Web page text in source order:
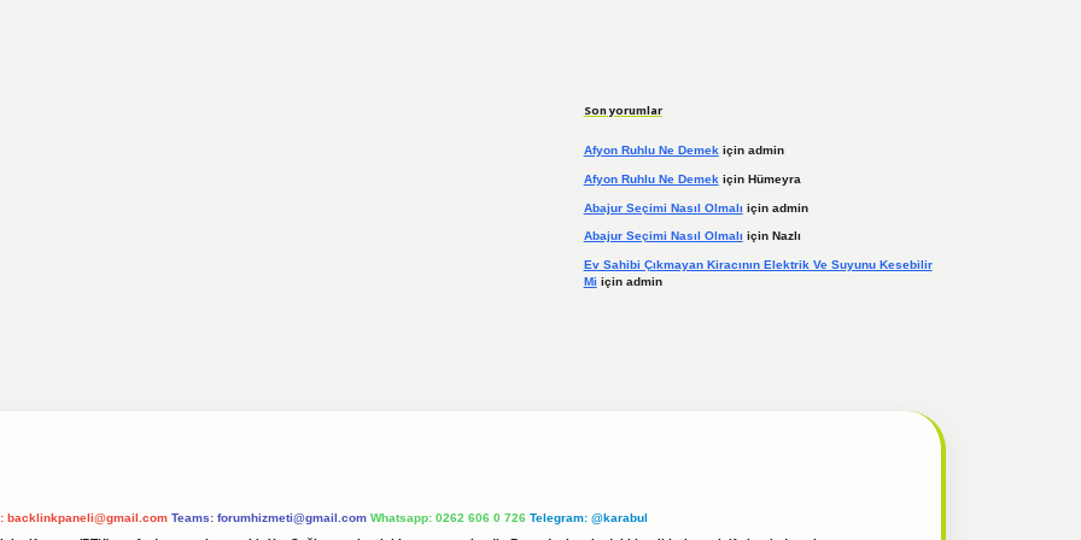
Son yorumlar
Afyon Ruhlu Ne Demekiçin admin
Afyon Ruhlu Ne Demek için Hümeyra
Abajur Seçimi Nasıl Olmalı için admin
Abajur Seçimi Nasıl Olmalı için Nazlı
Ev Sahibi Çıkmayan Kiracının Elektrik Ve Suyunu Kesebilir
Mi için admin
backlinkpaneli@gmail.com Teams: forumhizmeti@gmail.com Whatsapp: 0262 606 0 726 Telegram: @karabul